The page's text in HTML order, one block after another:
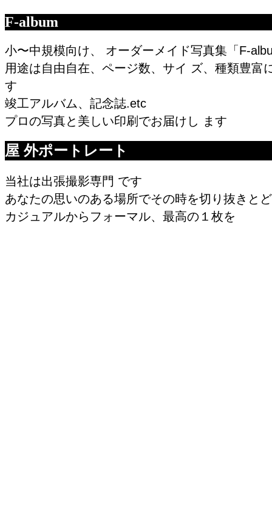
F-album
小〜中規模向け、 オーダーメイド写真集「F-
用途は自由自在、ページ数、サイ ズ、種類豊富
す
竣工アルバム、記念誌.etc
プロの写真と美しい印刷でお届けし ます
屋 外ポートレート
当社は出張撮影専門 です
あなたの思いのある場所でその時を切り抜きと
カジュアルからフォーマル、最高の１枚を